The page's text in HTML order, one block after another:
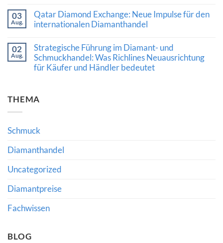
Schmuck
bedeutet
Rekordpreis:
Was
Auktionsergebnisse
Wert
hochwertiger
Edelsteine
verraten
zu
Diamantmarkt
2024:
Risiken
und
die
Bedeutung
fachkundiger
03
Aug.
Qatar Diamond Exchange: Neue Impulse für den
internationalen Diamanthandel
zu
Qatar
Diamond
Exchange:
den
internationalen
02
Aug.
Strategische Führung im Diamant- und
Schmuckhandel: Was Richlines Neuausrichtung
für Käufer und Händler bedeutet
Strategische
und
Schmuckhandel:
Richlines
Neuausrichtung
Käufer
und
bedeutet
THEMA
Schmuck
Diamanthandel
Uncategorized
Diamantpreise
Fachwissen
BLOG